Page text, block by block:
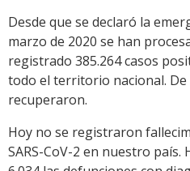
Desde que se declaró la
marzo de 2020 se han
registrado 385.264 casos
todo el territorio nacional. De
recuperaron.
Hoy no se registraron
SARS-CoV-2 en nuestro